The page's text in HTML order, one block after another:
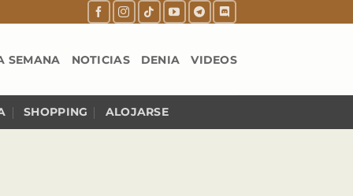
SEMANA NOTICIAS DENIA VIDEOS
SHOPPING ALOJARSE